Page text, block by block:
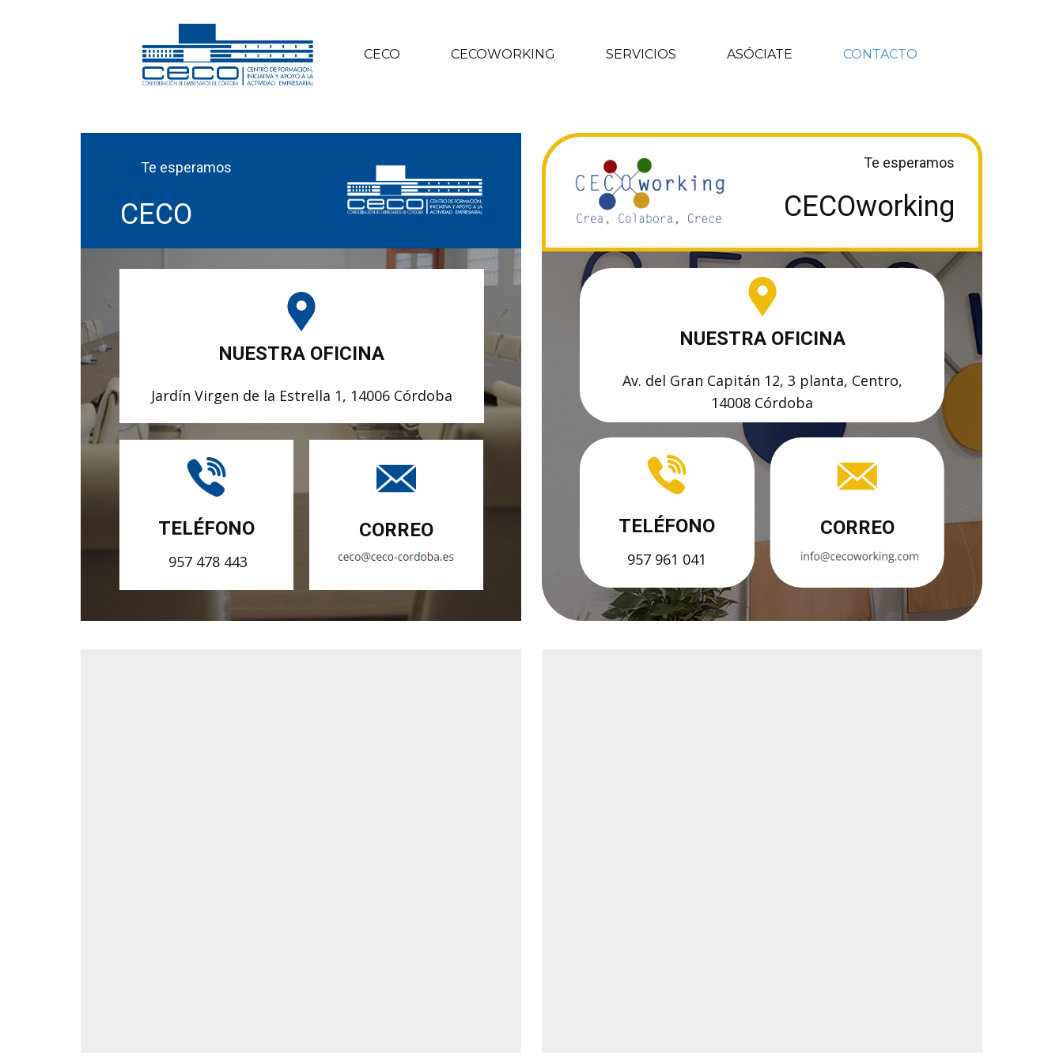
CECO CECOWORKING SERVICIOS ASÓCIATE CONTACTO
Te esperamos
CECO
NUESTRA OFICINA
Jardín Virgen de la Estrella 1, 14006 Córdoba
TELÉFONO
957 478 443
CORREO
Te esperamos
CECOworking
NUESTRA OFICINA
Av. del Gran Capitán 12, 3 planta, Centro,
14008 Córdoba
TELÉFONO
957 961 041
CORREO